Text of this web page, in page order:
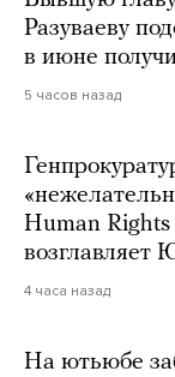
Разуваеву
в июне
5 часов назад
Human Rights
возглавляет
4 часа назад
На ютьюбе